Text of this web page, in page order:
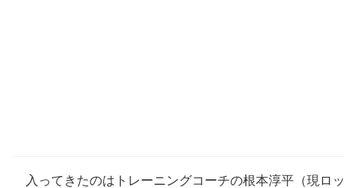
入ってきたのはトレーニングコーチの根本淳平（現ロッ